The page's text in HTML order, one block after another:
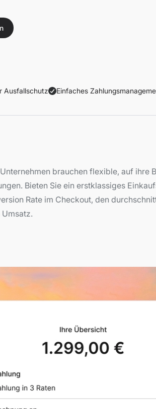
Ausfallschutz Einfaches
brauchen flexible, auf ihre
Bieten Sie ein erstklassiges
Rate im Checkout, den
Umsatz.